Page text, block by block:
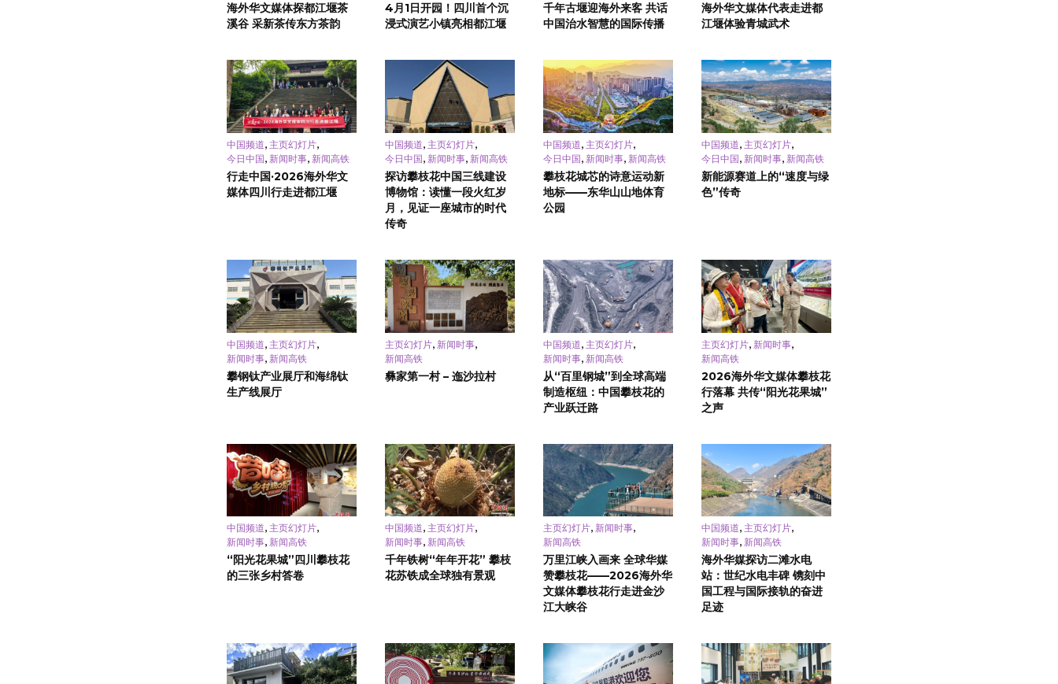
海外华文媒体探都江堰茶
溪谷 采新茶传东方茶韵
4月1日开园！四川首个沉
浸式演艺小镇亮相都江堰
千年古堰迎海外来客 共话
中国治水智慧的国际传播
海外华文媒体代表走进都
江堰体验青城武术
中国频道, 主页幻灯片,
今日中国, 新闻时事, 新闻高铁
行走中国·2026海外华文
媒体四川行走进都江堰
中国频道, 主页幻灯片,
今日中国, 新闻时事, 新闻高铁
探访攀枝花中国三线建设
博物馆：读懂一段火红岁
月，见证一座城市的时代
传奇
中国频道, 主页幻灯片,
今日中国, 新闻时事, 新闻高铁
攀枝花城芯的诗意运动新
地标——东华山山地体育
公园
中国频道, 主页幻灯片,
今日中国, 新闻时事, 新闻高铁
新能源赛道上的“速度与绿
色”传奇
中国频道 主页幻灯片
新闻时事 新闻高铁
攀钢钛产业展厅和海绵钛
生产线展厅
主页幻灯片 新闻时事
新闻高铁
彝家第一村 – 迤沙拉村
中国频道 主页幻灯片
新闻时事 新闻高铁
从“百里钢城”到全球高端
制造枢纽：中国攀枝花的
产业跃迁路
主页幻灯片 新闻时事
新闻高铁
2026海外华文媒体攀枝花
行落幕 共传“阳光花果城”
之声
中国频道, 主页幻灯片,
新闻时事, 新闻高铁
“阳光花果城”四川攀枝花
的三张乡村答卷
中国频道, 主页幻灯片,
新闻时事, 新闻高铁
千年铁树“年年开花” 攀枝
花苏铁成全球独有景观
主页幻灯片, 新闻时事,
新闻高铁
万里江峡入画来 全球华媒
赞攀枝花——2026海外华
文媒体攀枝花行走进金沙
江大峡谷
中国频道, 主页幻灯片,
新闻时事, 新闻高铁
海外华媒探访二滩水电
站：世纪水电丰碑 镌刻中
国工程与国际接轨的奋进
足迹